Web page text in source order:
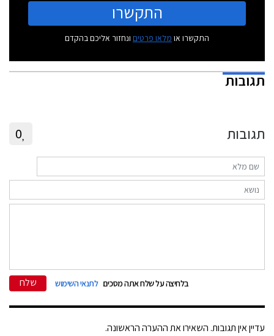
התקשרו
התקשרו או מלאו פרטים ונחזור אליכם בהקדם
תגובות
תגובות 0
בלחיצה על שלח אתה מסכים לתנאי השימוש שלח
עדיין אין תגובות. השאירו את ההערה הראשונה.